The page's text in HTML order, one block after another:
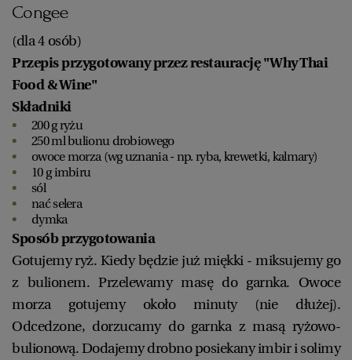
Congee
(dla 4 osób)
Przepis przygotowany przez restaurację "Why Thai
Food & Wine"
Składniki
200 g ryżu
250 ml bulionu drobiowego
owoce morza (wg uznania - np. ryba, krewetki, kalmary)
10 g imbiru
sól
nać selera
dymka
Sposób przygotowania
Gotujemy ryż. Kiedy będzie już miękki - miksujemy go
z bulionem. Przelewamy masę do garnka. Owoce
morza gotujemy około minuty (nie dłużej).
Odcedzone, dorzucamy do garnka z masą ryżowo-
bulionową. Dodajemy drobno posiekany imbir i solimy